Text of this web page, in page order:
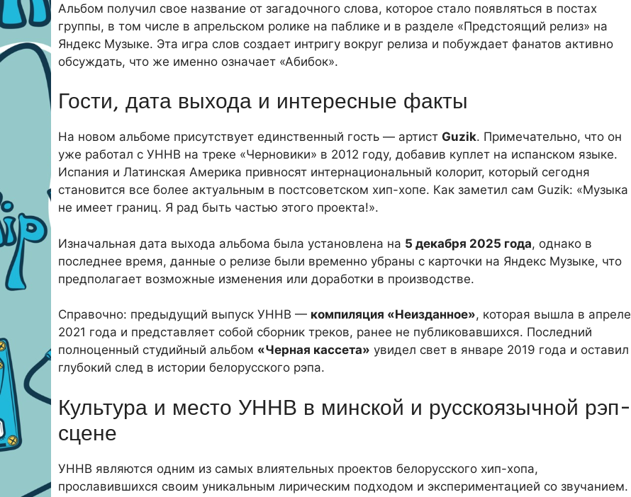
Альбом получил свое название от загадочного слова, которое стало появляться в постах
группы, в том числе в апрельском ролике на паблике и в разделе «Предстоящий релиз» на
Яндекс Музыке. Эта игра слов создает интригу вокруг релиза и побуждает фанатов активно
обсуждать, что же именно означает «Абибок».
Гости, дата выхода и интересные факты
На новом альбоме присутствует единственный гость — артист Guzik. Примечательно, что он
уже работал с УННВ на треке «Черновики» в 2012 году, добавив куплет на испанском языке.
Испания и Латинская Америка привносят интернациональный колорит, который сегодня
становится все более актуальным в постсоветском хип-хопе. Как заметил сам Guzik: «Музыка
не имеет границ. Я рад быть частью этого проекта!».
Изначальная дата выхода альбома была установлена на 5 декабря 2025 года, однако в
последнее время, данные о релизе были временно убраны с карточки на Яндекс Музыке, что
предполагает возможные изменения или доработки в производстве.
Справочно: предыдущий выпуск УННВ — компиляция «Неизданное», которая вышла в апреле
2021 года и представляет собой сборник треков, ранее не публиковавшихся. Последний
полноценный студийный альбом «Черная кассета» увидел свет в январе 2019 года и оставил
глубокий след в истории белорусского рэпа.
Культура и место УННВ в минской и русскоязычной рэп-
сцене
УННВ являются одним из самых влиятельных проектов белорусского хип-хопа,
прославившихся своим уникальным лирическим подходом и экспериментацией со звучанием.